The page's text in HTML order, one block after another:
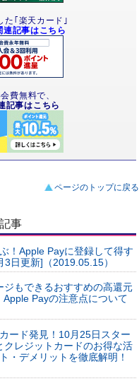
た｢楽天カード｣
連記事はこちら
費無料で、
記事はこちら
ページのトップに戻る
事
！Apple Payに登録して得す
日更新]（2019.05.15）
もできるおすすめの高還元
Payの注意点について
ード発見！10月25日スター
クレジットカードのお得な活
デメリットを徹底解明！